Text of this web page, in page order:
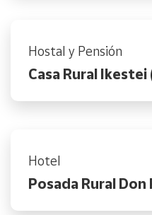
Hostal y Pensión
Casa Rural
Hotel
Posada Rural Don